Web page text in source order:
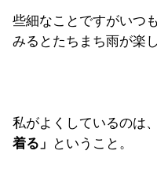
些細なことですがいつ
みるとたちまち雨が楽
私がよくしているのは、
着る」
ということ。